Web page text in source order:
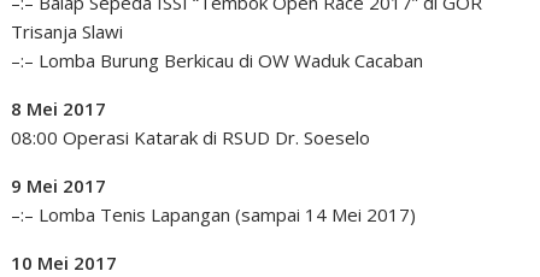
Trisanja Slawi
–:– Lomba Burung Berkicau di OW Waduk Cacaban
8 Mei 2017
08:00 Operasi Katarak di RSUD Dr. Soeselo
9 Mei 2017
–:– Lomba Tenis Lapangan (sampai 14 Mei 2017)
10 Mei 2017